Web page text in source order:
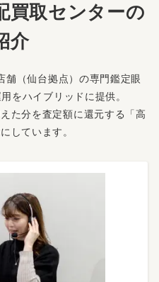
買取センターの
介
舗（仙台拠点）の専門鑑定眼
をハイブリッドに提供。
た分を査定額に還元する「高
しています。